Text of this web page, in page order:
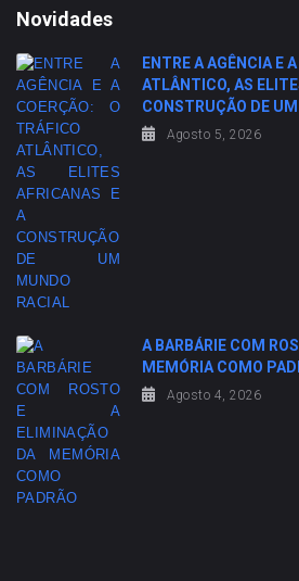
Novidades
ENTRE A AGÊNCIA E
ATLÂNTICO, AS
CONSTRUÇÃO DE
Agosto 5, 2026
A BARBÁRIE COM
MEMÓRIA COMO
Agosto 4, 2026